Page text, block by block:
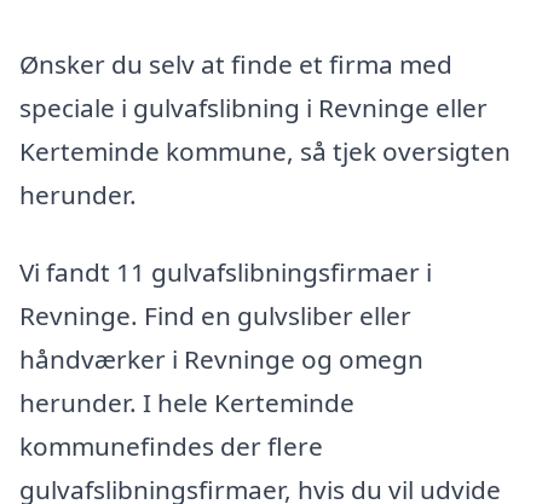
Ønsker du selv at finde et firma med
speciale i gulvafslibning i Revninge eller
Kerteminde kommune, så tjek oversigten
herunder.
Vi fandt 11 gulvafslibningsfirmaer i
Revninge. Find en gulvsliber eller
håndværker i Revninge og omegn
herunder. I hele Kerteminde
kommunefindes der flere
gulvafslibningsfirmaer, hvis du vil udvide